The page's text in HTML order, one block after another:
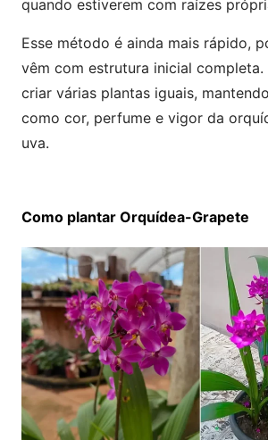
quando estiverem com raízes
Esse método é ainda mais rápido,
vêm com estrutura inicial completa.
criar várias plantas iguais,
como cor, perfume e vigor da
uva.
Como plantar Orquídea-Grapete